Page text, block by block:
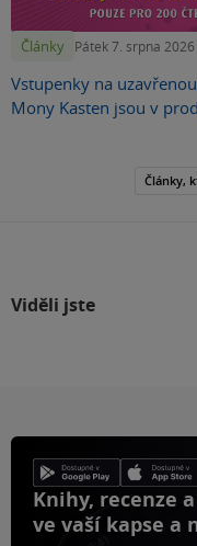
Články Pátek 7. srpna 2026
Vstupenky na
Mony Kasten jsou v
Články,
Viděli jste
Knihy, recenze
ve vaší kapse a